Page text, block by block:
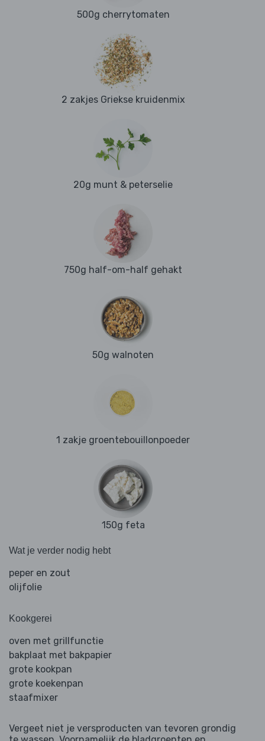
500g cherrytomaten
2 zakjes Griekse kruidenmix
20g munt & peterselie
750g half-om-half gehakt
50g walnoten
1 zakje groentebouillonpoeder
150g feta
Wat je verder nodig hebt
peper en zout
olijfolie
Kookgerei
oven met grillfunctie
bakplaat met bakpapier
grote kookpan
grote koekenpan
staafmixer
Vergeet niet je versproducten van tevoren grondig